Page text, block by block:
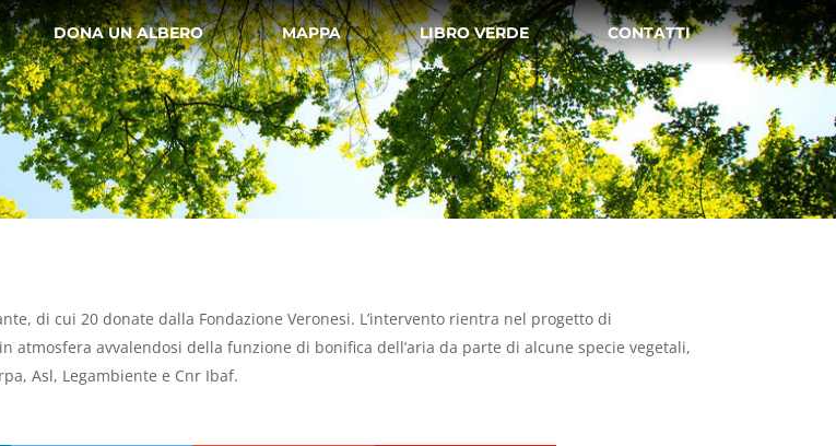
DONA UN ALBERO MAPPA LIBRO VERDE CONTATTI
di cui 20 donate dalla Fondazione Veronesi. L’intervento rientra nel progetto di
avvalendosi della funzione di bonifica dell’aria da parte di alcune specie vegetali,
Asl, Legambiente e Cnr Ibaf.